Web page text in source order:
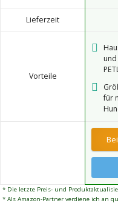
Lieferzeit
Vorteile
und
sind
für
x
x
* Die letzte Preis- und
* Als Amazon-Partner verdiene ich an